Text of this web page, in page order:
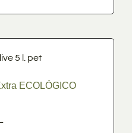
ECOLÓGICO